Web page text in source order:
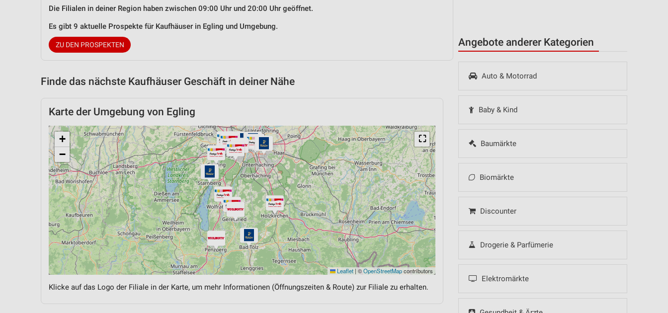
Angebote anderer Kategorien
Auto & Motorrad
Baby & Kind
Baumärkte
Biomärkte
Discounter
Drogerie & Parfümerie
Elektromärkte
Die Filialen in deiner Region haben zwischen 09:00 Uhr und 20:00 Uhr geöffnet.
Es gibt 9 aktuelle Prospekte für Kaufhäuser in Egling und Umgebung.
ZU DEN PROSPEKTEN
Finde das nächste Kaufhäuser Geschäft in deiner Nähe
Karte der Umgebung von Egling
⛶
+
−
Leaflet | ©OpenStreetMapcontributors
Klicke auf das Logo der Filiale in der Karte, um mehr Informationen (Öffnungszeiten & Route) zur Filiale zu erhalten.